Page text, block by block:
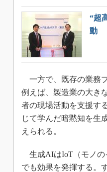
“超
動
一方で、既存の業務
例えば、製造業の大き
者の現場活動を支援す
じて学んだ暗黙知を生
えられる。
生成AIはIoT（モノの
でも効果を発揮する。